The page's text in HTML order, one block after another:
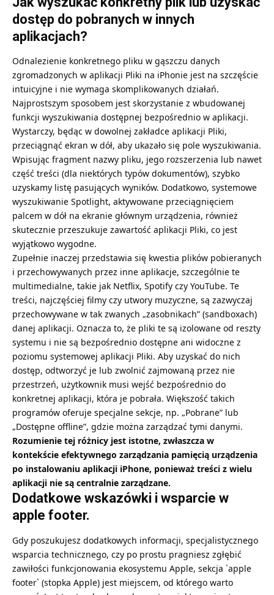
dostęp do pobranych w innych
aplikacjach?
Odnalezienie konkretnego pliku w gąszczu danych
zgromadzonych w aplikacji Pliki na iPhonie jest na szczęście
intuicyjne i nie wymaga skomplikowanych działań.
Najprostszym sposobem jest skorzystanie z wbudowanej
funkcji wyszukiwania dostępnej bezpośrednio w aplikacji.
Wystarczy, będąc w dowolnej zakładce aplikacji Pliki,
przeciągnąć ekran w dół, aby ukazało się pole wyszukiwania.
Wpisując fragment nazwy pliku, jego rozszerzenia lub nawet
część treści (dla niektórych typów dokumentów), szybko
uzyskamy listę pasujących wyników. Dodatkowo, systemowe
wyszukiwanie Spotlight, aktywowane przeciągnięciem
palcem w dół na ekranie głównym urządzenia, również
skutecznie przeszukuje zawartość aplikacji Pliki, co jest
wyjątkowo wygodne.
Zupełnie inaczej przedstawia się kwestia plików pobieranych
i przechowywanych przez inne aplikacje, szczególnie te
multimedialne, takie jak Netflix, Spotify czy YouTube. Te
treści, najczęściej filmy czy utwory muzyczne, są zazwyczaj
przechowywane w tak zwanych „zasobnikach” (sandboxach)
danej aplikacji. Oznacza to, że pliki te są izolowane od reszty
systemu i nie są bezpośrednio dostępne ani widoczne z
poziomu systemowej aplikacji Pliki. Aby uzyskać do nich
dostęp, odtworzyć je lub zwolnić zajmowaną przez nie
przestrzeń, użytkownik musi wejść bezpośrednio do
konkretnej aplikacji, która je pobrała. Większość takich
programów oferuje specjalne sekcje, np. „Pobrane” lub
„Dostępne offline”, gdzie można zarządzać tymi danymi.
Rozumienie tej różnicy jest istotne, zwłaszcza w
kontekście efektywnego zarządzania pamięcią urządzenia
po instalowaniu aplikacji iPhone, ponieważ treści z wielu
aplikacji nie są centralnie zarządzane.
Dodatkowe wskazówki i wsparcie w
apple footer.
Gdy poszukujesz dodatkowych informacji, specjalistycznego
wsparcia technicznego, czy po prostu pragniesz zgłębić
zawiłości funkcjonowania ekosystemu Apple, sekcja `apple
footer` (stopka Apple) jest miejscem, od którego warto